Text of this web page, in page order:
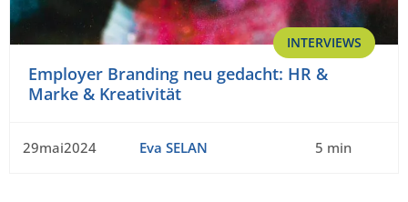
INTERVIEWS
Employer Branding neu gedacht: HR &
Marke & Kreativität
29mai2024 Eva SELAN 5 min